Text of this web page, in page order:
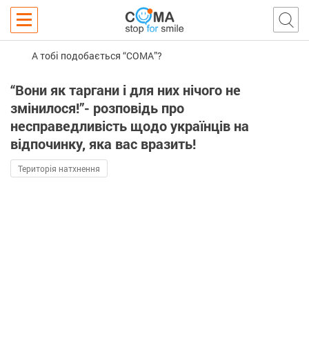
А тобі подобається “COMA”?
“Вони як таргани і для них нічого не
змінилося!”- розповідь про
несправедливість щодо українців на
відпочинку, яка вас вразить!
Територія натхнення